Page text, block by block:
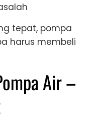
tepat, pompa
harus membeli
Air –